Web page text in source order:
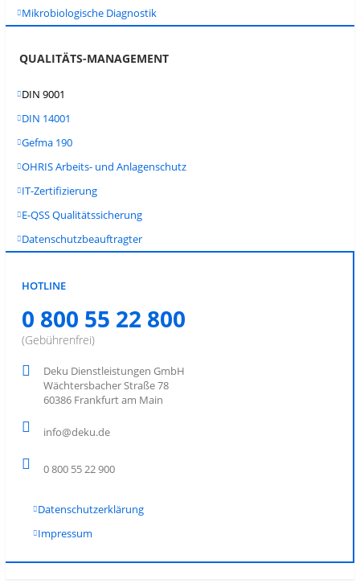
Mikrobiologische Diagnostik
QUALITÄTS-MANAGEMENT
DIN 9001
DIN 14001
Gefma 190
OHRIS Arbeits- und Anlagenschutz
IT-Zertifizierung
E-QSS Qualitätssicherung
Datenschutzbeauftragter
HOTLINE
0 800 55 22 800
(Gebührenfrei)
Deku Dienstleistungen GmbH
Wächtersbacher Straße 78
60386 Frankfurt am Main
info@deku.de
0 800 55 22 900
Datenschutzerklärung
Impressum